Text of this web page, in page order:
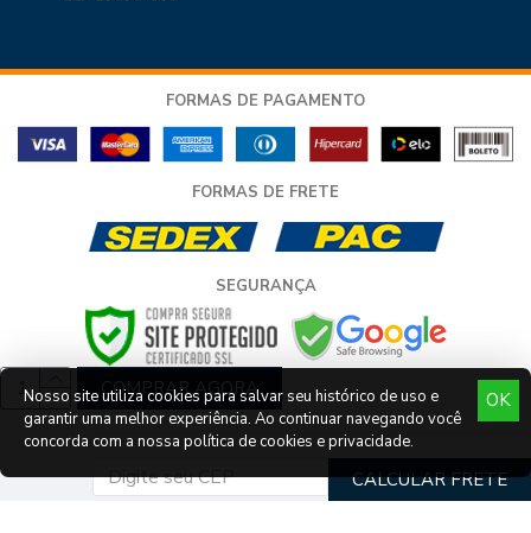
COMPRAR AGORA
CALCULAR FRETE
FORMAS DE PAGAMENTO
FORMAS DE FRETE
SEGURANÇA
COPYRIGHT © LLEV LAR E CONSTRUÇÃO LTDA - TODOS OS DIREITOS
RESERVADOS - CNPJ 11.753.268/0001-10
OK
Nosso site utiliza cookies para salvar seu histórico de uso e
garantir uma melhor experiência. Ao continuar navegando você
concorda com a nossa política de cookies e privacidade.